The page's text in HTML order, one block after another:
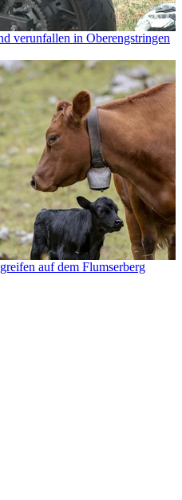
verunfallen in Oberengstringen
auf dem Flumserberg